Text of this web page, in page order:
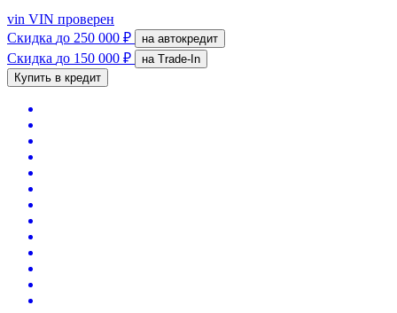
vin VIN проверен
Скидка до 250 000 ₽ на автокредит
Скидка до 150 000 ₽
на Trade-In
Купить в кредит